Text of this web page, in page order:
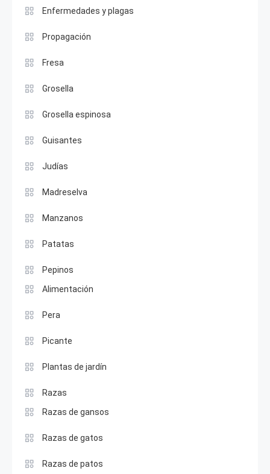
Enfermedades y plagas
Propagación
Fresa
Grosella
Grosella espinosa
Guisantes
Judías
Madreselva
Manzanos
Patatas
Pepinos
Alimentación
Pera
Picante
Plantas de jardín
Razas
Razas de gansos
Razas de gatos
Razas de patos